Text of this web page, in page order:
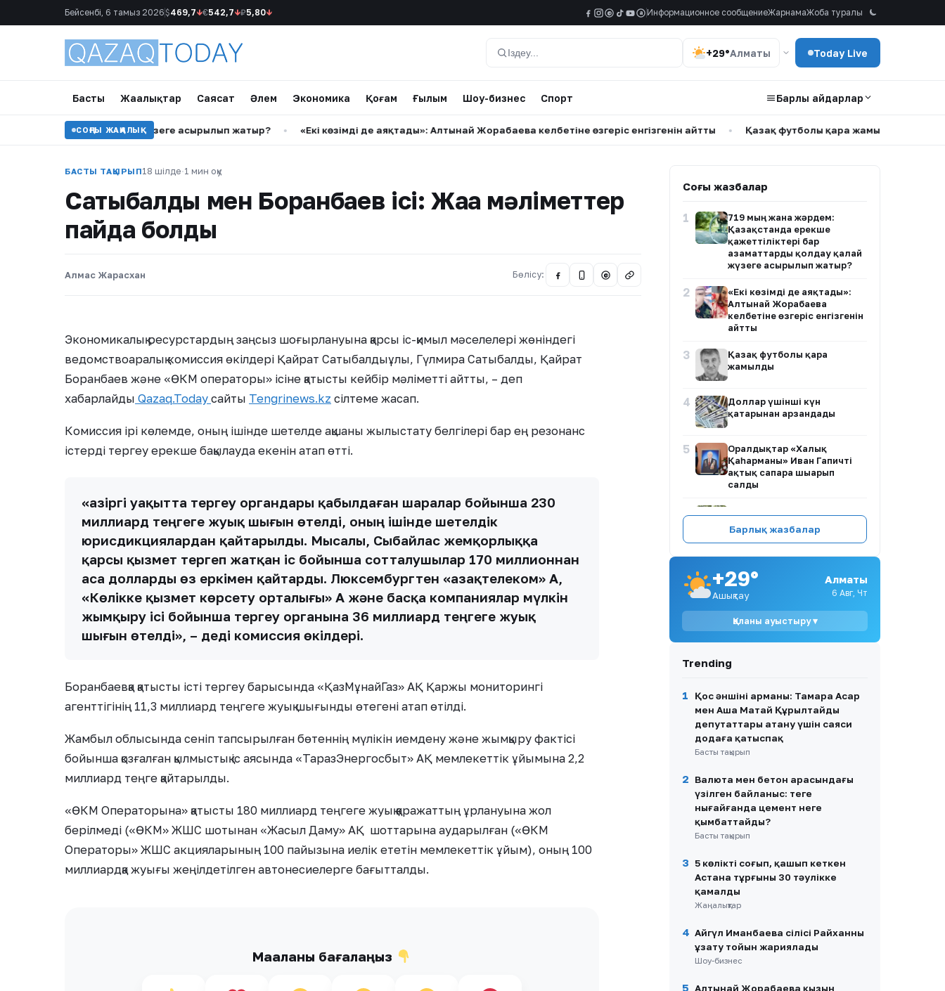
Бейсенбі, 6 тамыз 2026 $469,7↓€542,7↓₽5,80↓ @ a Информационное сообщениеЖарнамаЖоба туралы
Іздеу
+29°Алматы Today Live
Басты Жаңалықтар Саясат Әлем Экономика Қоғам Ғылым Шоу-бизнес Спорт Барлық айдарлар
СОҢҒЫ ЖАҢАЛЫҚ
қолдау қалай жүзеге асырылып жатыр? • «Екі көзімді де аяқтады»: Алтынай Жорабаева келбетіне өзгеріс енгізгенін айтты • Қазақ футболы қара жамылды
БАСТЫ ТАҚЫРЫП18 шілде·1 мин оқу
Сатыбалды мен Боранбаев ісі: Жаңа мәліметтер
пайда болды
Алмас Жарасхан Бөлісу: @
Экономикалық ресурстардың заңсыз шоғырлануына қарсы іс-қимыл мәселелері жөніндегі
ведомствоаралық комиссия өкілдері Қайрат Сатыбалдыұлы, Гүлмира Сатыбалды, Қайрат
Боранбаев және «ӨКМ операторы» ісіне қатысты кейбір мәліметті айтты, – деп
хабарлайды Qazaq.Today сайты Tengrinews.kz сілтеме жасап.
Комиссия ірі көлемде, оның ішінде шетелде ақшаны жылыстату белгілері бар ең резонанс
істерді тергеу ерекше бақылауда екенін атап өтті.
«Қазіргі уақытта тергеу органдары қабылдаған шаралар бойынша 230
миллиард теңгеге жуық шығын өтелді, оның ішінде шетелдік
юрисдикциялардан қайтарылды. Мысалы, Сыбайлас жемқорлыққа
қарсы қызмет тергеп жатқан іс бойынша сотталушылар 170 миллионнан
аса долларды өз еркімен қайтарды. Люксембургтен «Қазақтелеком» АҚ,
«Көлікке қызмет көрсету орталығы» АҚ және басқа компаниялар мүлкін
жымқыру ісі бойынша тергеу органына 36 миллиард теңгеге жуық
шығын өтелді», – деді комиссия өкілдері.
Боранбаевқа қатысты істі тергеу барысында «ҚазМұнайГаз» АҚ Қаржы мониторингі
агенттігінің 11,3 миллиард теңгеге жуық шығынды өтегені атап өтілді.
Жамбыл облысында сеніп тапсырылған бөтеннің мүлікін иемдену және жымқыру фактісі
бойынша қозғалған қылмыстық іс аясында «ТаразЭнергосбыт» АҚ мемлекеттік ұйымына 2,2
миллиард теңге қайтарылды.
«ӨКМ Операторына» қатысты 180 миллиард теңгеге жуық қаражаттың ұрлануына жол
берілмеді («ӨКМ» ЖШС шотынан «Жасыл Даму» АҚ шоттарына аударылған («ӨКМ
Операторы» ЖШС акцияларының 100 пайызына иелік ететін мемлекеттік ұйым), оның 100
миллиардқа жуығы жеңілдетілген автонесиелерге бағытталды.
Мақаланы бағалаңыз
Соңғы жазбалар
1
719 мың жанға жәрдем:
Қазақстанда ерекше
қажеттіліктері бар
азаматтарды қолдау қалай
жүзеге асырылып жатыр?
2
«Екі көзімді де аяқтады»:
Алтынай Жорабаева
келбетіне өзгеріс енгізгенін
айтты
3
Қазақ футболы қара
жамылды
4
Доллар үшінші күн
қатарынан арзандады
5
Оралдықтар «Халық
Қаһарманы» Иван Гапичті
ақтық сапарға шығарып
салды
6
Алмат Сақатов қыз тәрбиесі
туралы айтты
арқылы мұнай жөнелту жиі
тоқтап жатыр
8
Астанада тәртіп бұзған
блогерлерге айыппұл
9
Дастан Сәтпаев «Челси» –
10
Қорғас – Алматы бағытында
көлік қозғалысына шектеу
енгізіледі
Барлық жазбалар
+29°
Ашықтау
Алматы
6 Авг, Чт
Қаланы ауыстыру ▾
Trending
1
Қос әншінің арманы: Тамара Асар
мен Аша Матай Құрылтайдың
депутаттары атану үшін саяси
додаға қатыспақ
Басты тақырып
2
Валюта мен бетон арасындағы
үзілген байланыс: теңге
нығайғанда цемент неге
қымбаттайды?
Басты тақырып
3
5 көлікті соғып, қашып кеткен
Астана тұрғыны 30 тәулікке
қамалды
Жаңалықтар
4 Айгүл Иманбаева сіңлісі Райханның
ұзату тойын жариялады
Шоу-бизнес
5 Алтынай Жорабаева қызын